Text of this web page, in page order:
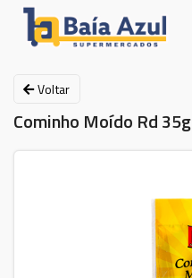
Voltar
Cominho Moído Rd 35g